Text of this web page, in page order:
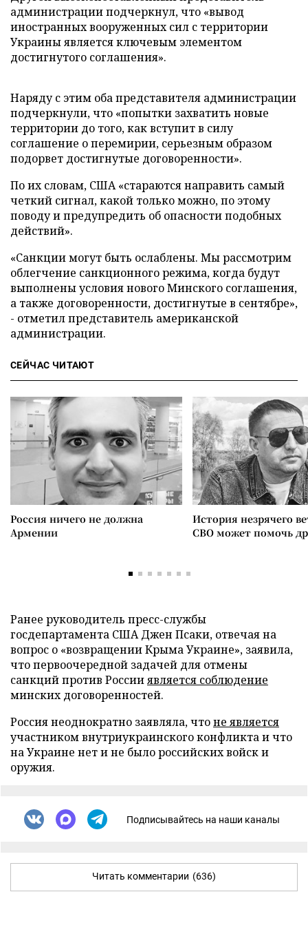
администрации подчеркнул, что «вывод
иностранных вооруженных сил с территории
Украины является ключевым элементом
достигнутого соглашения».
Наряду с этим оба представителя администрации
подчеркнули, что «попытки захватить новые
территории до того, как вступит в силу
соглашение о перемирии, серьезным образом
подорвет достигнутые договоренности».
По их словам, США «стараются направить самый
четкий сигнал, какой только можно, по этому
поводу и предупредить об опасности подобных
действий».
«Санкции могут быть ослаблены. Мы рассмотрим
облегчение санкционного режима, когда будут
выполнены условия нового Минского соглашения,
а также договоренности, достигнутые в сентябре»,
- отметил представитель американской
администрации.
СЕЙЧАС ЧИТАЮТ
Россия ничего не должна
Армении
История незрячего
СВО может помочь
Ранее руководитель пресс-службы
госдепартамента США Джен Псаки, отвечая на
вопрос о «возвращении Крыма Украине», заявила,
что первоочередной задачей для отмены
санкций против Россииявляется соблюдение
минских договоренностей.
Россия неоднократно заявляла, чтоне является
участником внутриукраинского конфликта и что
на Украине нет и не было российских войск и
оружия.
Подписывайтесь на наши каналы
Читать комментарии (636)